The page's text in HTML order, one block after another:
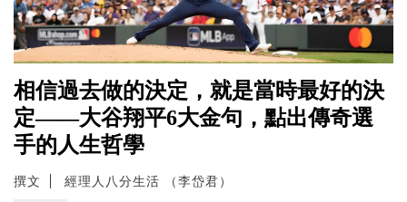
相信過去做的決定，就是當時最好的決
定——大谷翔平6大金句，點出傳奇選
手的人生哲學
撰文 經理人八分生活 （李岱君）